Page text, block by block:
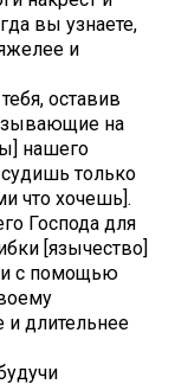
вы узнаете,
и
оставив
на
нашего
только
что хочешь].
Господа для
[язычество]
и с помощью
длительнее